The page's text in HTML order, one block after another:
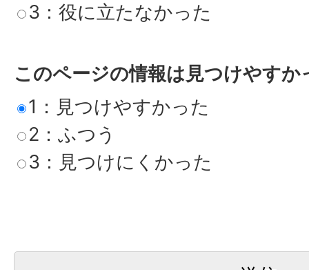
3：役に立たなかった
このページの情報は見つけやすか
1：見つけやすかった
2：ふつう
3：見つけにくかった